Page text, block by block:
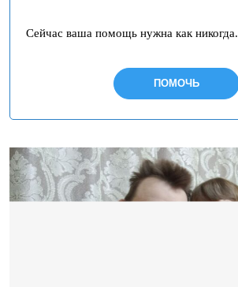
Сейчас ваша помощь нужна как никогда.
ПОМОЧЬ